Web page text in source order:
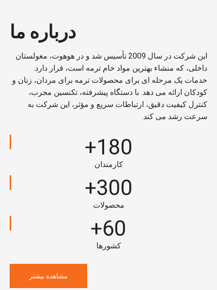
درباره ما
این شرکت در سال 2009 تأسیس شد و در هوهوت، مغولستان
داخلی، که منشاء بهترین مواد خام ترمه است، قرار دارد.
خدمات یک مرحله ای برای محصولات ترمه برای مردان، زنان و
کودکان ارائه می دهد. با دستگاه پیشرفته، تکنسین مجرب،
کنترل کیفیت دقیق، ارتباطات سریع و مؤثر، این شرکت به
سرعت رشد می کند.
180+
کارمندان
300+
محصولات
60+
کشورها
مشاهده بیشتر